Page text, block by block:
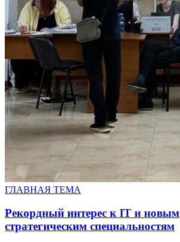
ГЛАВНАЯ ТЕМА
Рекордный интерес к IT и новым
стратегическим специальностям